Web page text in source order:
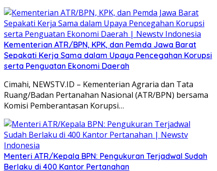
Kementerian ATR/BPN, KPK, dan Pemda Jawa Barat
Sepakati Kerja Sama dalam Upaya Pencegahan Korupsi
serta Penguatan Ekonomi Daerah
Cimahi, NEWSTV.ID – Kementerian Agraria dan Tata
Ruang/Badan Pertanahan Nasional (ATR/BPN) bersama
Komisi Pemberantasan Korupsi…
Menteri ATR/Kepala BPN: Pengukuran Terjadwal Sudah
Berlaku di 400 Kantor Pertanahan